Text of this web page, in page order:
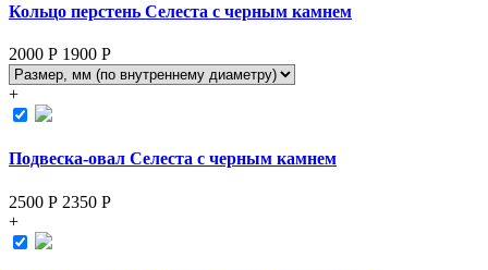
Кольцо перстень Селеста с черным камнем
2000 Р 1900 Р
+
Подвеска-овал Селеста с черным камнем
2500 Р 2350 Р
+